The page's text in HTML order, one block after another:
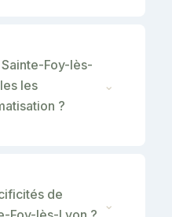
Foy-lès-
les
?
⌄
de
⌄